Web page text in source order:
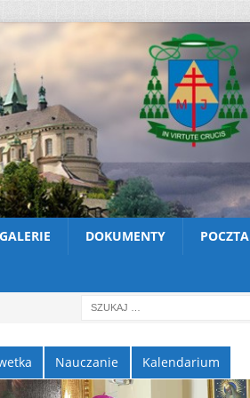
GALERIE DOKUMENTY POCZTA
Nauczanie Kalendarium